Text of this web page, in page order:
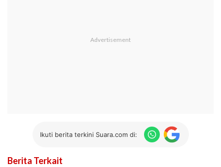
Ikuti berita terkini Suara.com di:
Berita Terkait